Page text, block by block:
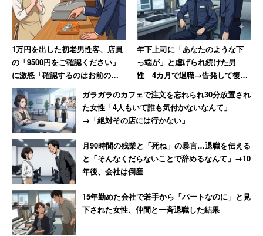
確かに、もし女性が男性並みに稼げるのであれば、世帯年
収1000万円もありえない話ではない。お金はあればある
なりの生活になるし、周囲も同じような環境にいる人は、
世帯年収1000万円前後なら「ごくごく普通」という感覚
になるだろう。
だが、実際は女性の平均年収は287万円（国税局：民間給
与実態統計調査より）と低いため、ハードルは高い。世帯
年収500万円程度の人たちからすれば、1000万円が羨まし
いのは当然だ。
比べてしまえば上には上かいる。税務署に勤める筆者の知
人によれば、老夫婦の2人暮らしでも「生活費が月70万円
1万円を出した初老男性客、店員
の「9500円をご確認ください」
に激怒「確認するのはお前の仕
事だろ!」→妻には頭が上がらず
大人しくなる
年下上司に「あなたのような下
っ端が」と虐げられ続けた男
性 4カ月で退職→告発して復讐
を果たすまで【前編】
ガラガラのカフェで注文を忘れられ30分放置され
た女性「4人もいて誰も気付かないなんて」
→「絶対その店には行かない」
月90時間の残業と「死ね」の暴言…退職を伝える
と「そんなくだらないことで辞めるなんて」→10
年後、会社は倒産
15年勤めた会社で若手から「パートなのに」と見
下された女性、仲間と一斉退職した結果